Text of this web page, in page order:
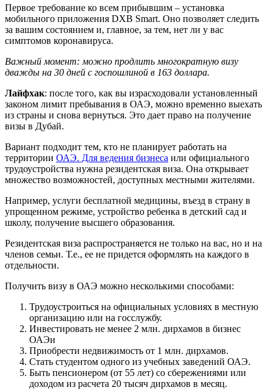
Первое требование ко всем прибывшим – установка
мобильного приложения DXB Smart. Оно позволяет следить
за вашим состоянием и, главное, за тем, нет ли у вас
симптомов коронавируса.
Важный момент: можно продлить многократную визу
дважды на 30 дней с госпошлиной в 163 доллара.
Лайфхак: после того, как вы израсходовали установленный
законом лимит пребывания в ОАЭ, можно временно выехать
из страны и снова вернуться. Это дает право на получение
визы в Дубай.
Вариант подходит тем, кто не планирует работать на
территории ОАЭ. Для ведения бизнеса или официального
трудоустройства нужна резидентская виза. Она открывает
множество возможностей, доступных местными жителями.
Например, услуги бесплатной медицины, въезд в страну в
упрощенном режиме, устройство ребенка в детский сад и
школу, получение высшего образования.
Резидентская виза распространяется не только на вас, но и на
членов семьи. Т.е., ее не придется оформлять на каждого в
отдельности.
Получить визу в ОАЭ можно несколькими способами:
Трудоустроиться на официальных условиях в местную
организацию или на госслужбу.
Инвестировать не менее 2 млн. дирхамов в бизнес
ОАЭи
Приобрести недвижимость от 1 млн. дирхамов.
Стать студентом одного из учебных заведений ОАЭ.
Быть пенсионером (от 55 лет) со сбережениями или
доходом из расчета 20 тысяч дирхамов в месяц.